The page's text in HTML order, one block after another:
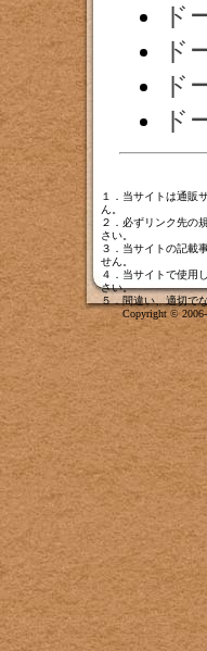
ド
ド
ド
ド
１．当サイトは通販
ん。
２．必ずリンク先の
さい。
３．当サイトの記載
せん。
４．当サイトで使用
さい。
５．間違い、適切で
Copyright ©